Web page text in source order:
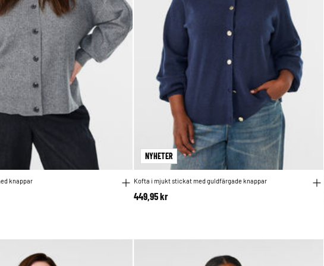
knappar
NYHETER
Kofta i mjukt stickat med guldfärgade knappar
449,95 kr